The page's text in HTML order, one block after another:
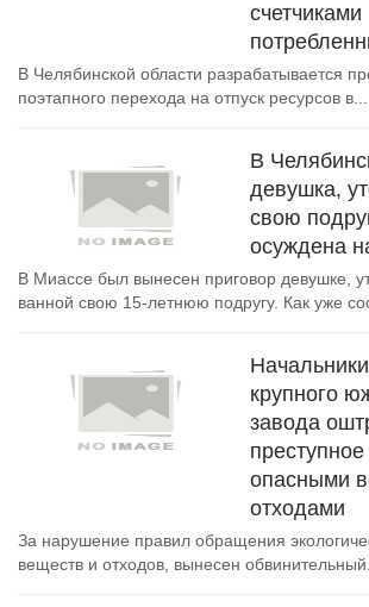
счетчиками
В Челябинской области разрабатывается
поэтапного перехода на отпуск ресурсов в...
В
девушка,
свою
осуждена
В Миассе был вынесен приговор девушке,
ванной свою 15-летнюю подругу. Как уже
крупного
завода
опасными
отходами
За нарушение правил обращения
веществ и отходов, вынесен